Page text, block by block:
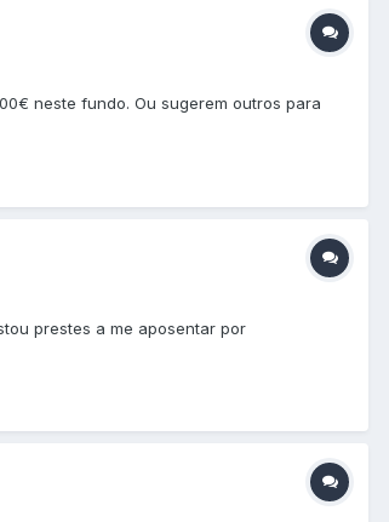
neste fundo. Ou sugerem outros para
prestes a me aposentar por